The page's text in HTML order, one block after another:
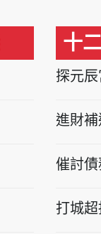
十
探元
進財
催討
打城